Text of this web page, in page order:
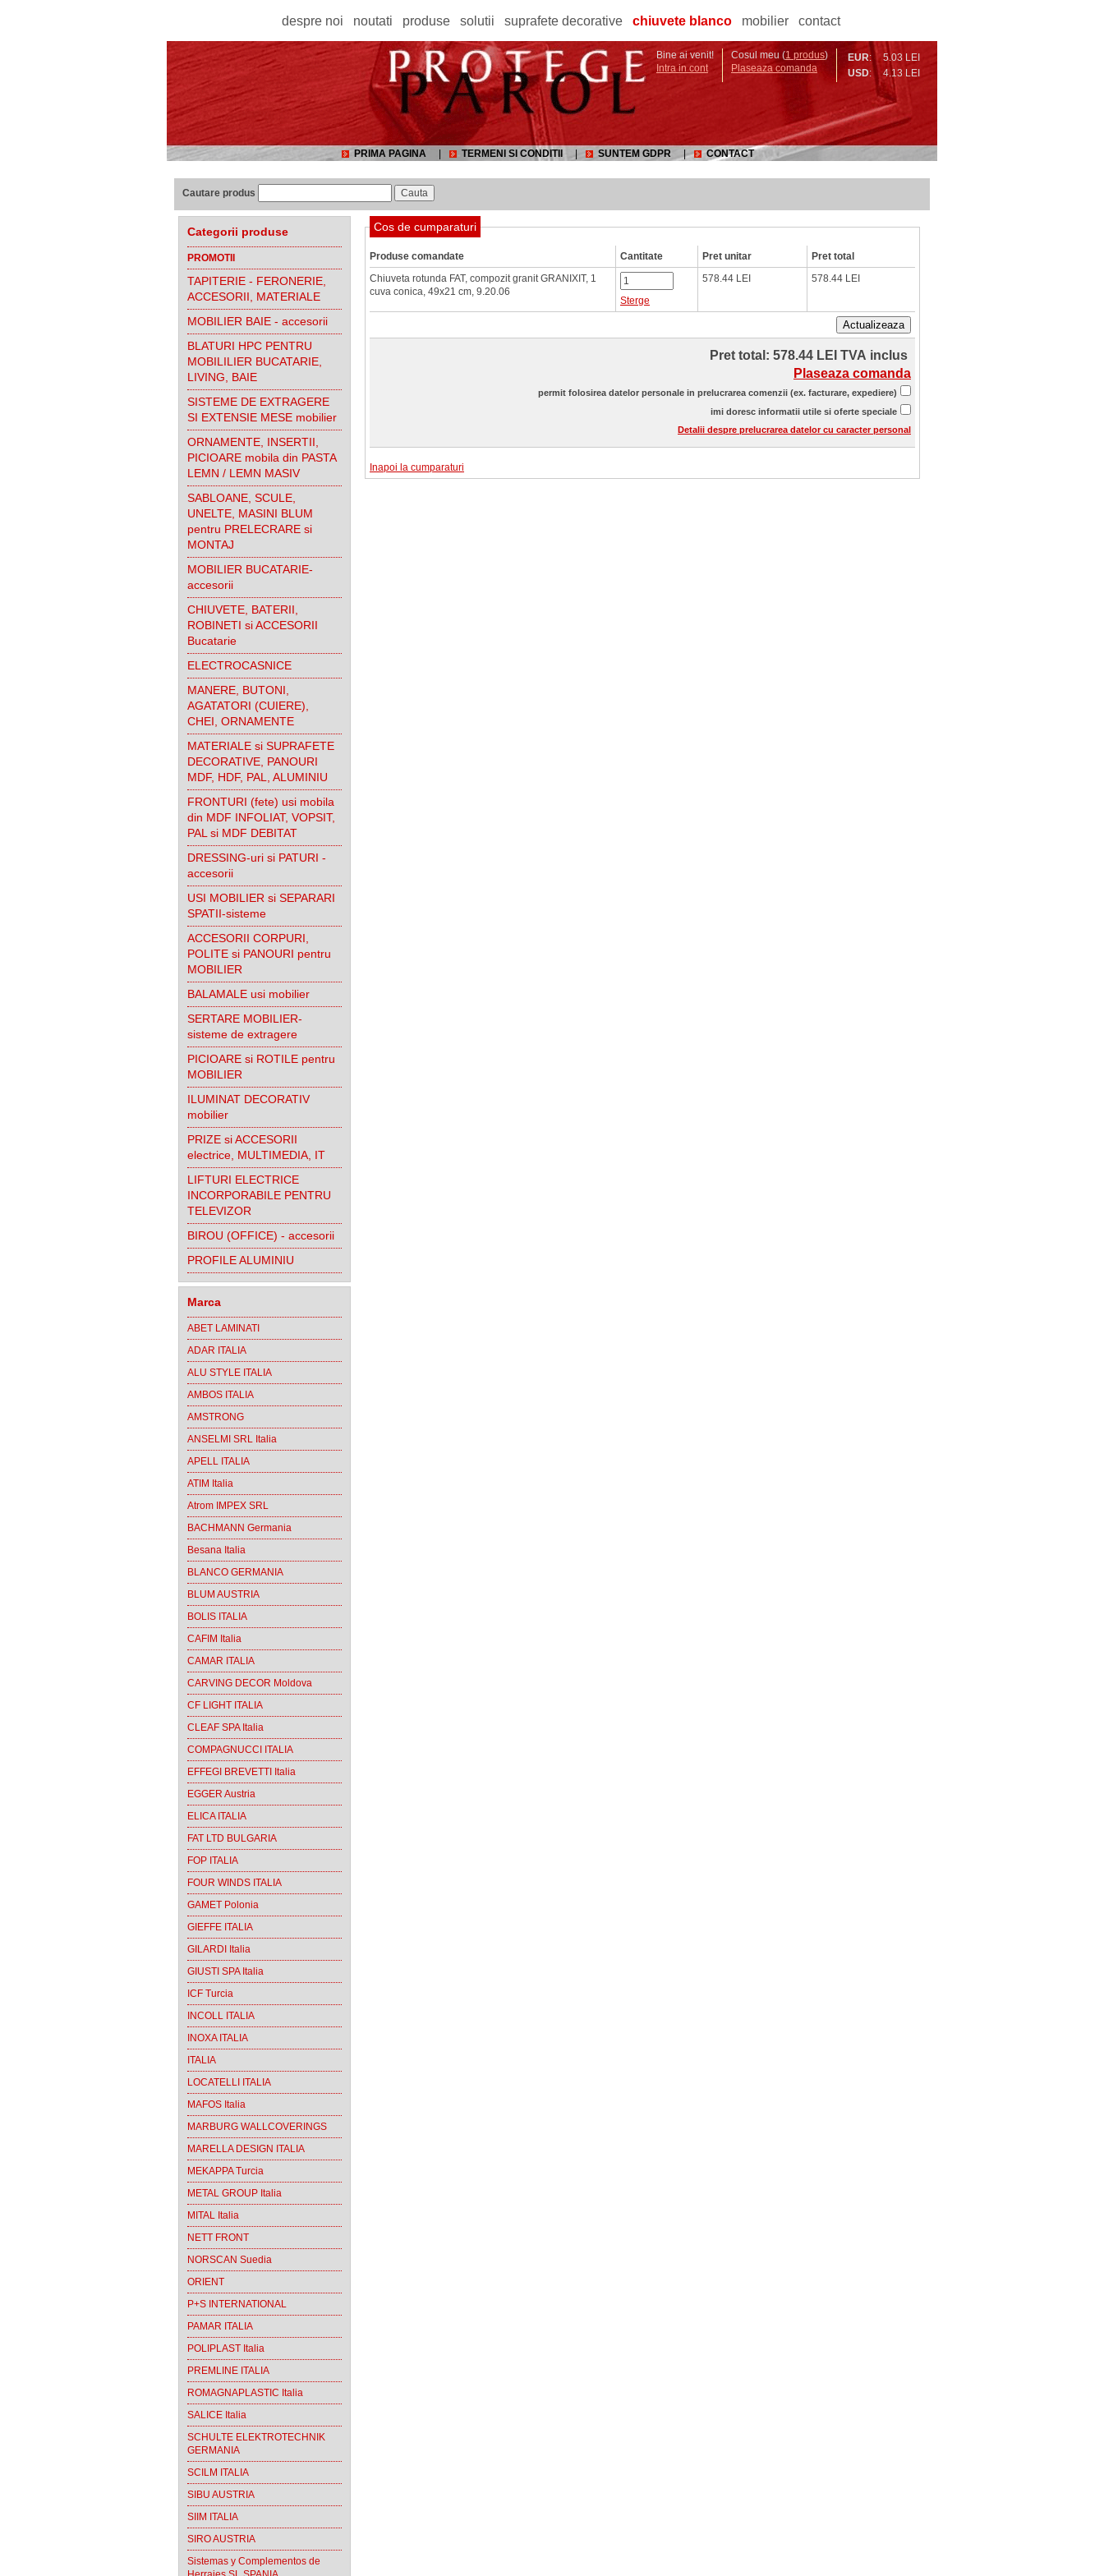
despre noi noutati produse solutii suprafete decorative chiuvete blanco mobilier contact
Bine ai venit!
Intra in cont
Cosul meu (1 produs)
Plaseaza comanda
EUR:
5.03 LEI
USD: 4.13 LEI
PRIMA PAGINA TERMENI SI CONDITII SUNTEM GDPR CONTACT
Cautare produs
Categorii produse
PROMOTII
TAPITERIE - FERONERIE,
ACCESORII, MATERIALE
MOBILIER BAIE - accesorii
BLATURI HPC PENTRU
MOBILILIER BUCATARIE,
LIVING, BAIE
SISTEME DE EXTRAGERE
SI EXTENSIE MESE mobilier
ORNAMENTE, INSERTII,
PICIOARE mobila din PASTA
LEMN / LEMN MASIV
SABLOANE, SCULE,
UNELTE, MASINI BLUM
pentru PRELECRARE si
MONTAJ
MOBILIER BUCATARIE-
accesorii
CHIUVETE, BATERII,
ROBINETI si ACCESORII
Bucatarie
ELECTROCASNICE
MANERE, BUTONI,
AGATATORI (CUIERE),
CHEI, ORNAMENTE
MATERIALE si SUPRAFETE
DECORATIVE, PANOURI
MDF, HDF, PAL, ALUMINIU
FRONTURI (fete) usi mobila
din MDF INFOLIAT, VOPSIT,
PAL si MDF DEBITAT
DRESSING-uri si PATURI -
accesorii
USI MOBILIER si SEPARARI
SPATII-sisteme
ACCESORII CORPURI,
POLITE si PANOURI pentru
MOBILIER
BALAMALE usi mobilier
SERTARE MOBILIER-
sisteme de extragere
PICIOARE si ROTILE pentru
MOBILIER
ILUMINAT DECORATIV
mobilier
PRIZE si ACCESORII
electrice, MULTIMEDIA, IT
LIFTURI ELECTRICE
INCORPORABILE PENTRU
TELEVIZOR
BIROU (OFFICE) - accesorii
PROFILE ALUMINIU
Marca
ABET LAMINATI
ADAR ITALIA
ALU STYLE ITALIA
AMBOS ITALIA
AMSTRONG
ANSELMI SRL Italia
APELL ITALIA
ATIM Italia
Atrom IMPEX SRL
BACHMANN Germania
Besana Italia
BLANCO GERMANIA
BLUM AUSTRIA
BOLIS ITALIA
CAFIM Italia
CAMAR ITALIA
CARVING DECOR Moldova
CF LIGHT ITALIA
CLEAF SPA Italia
COMPAGNUCCI ITALIA
EFFEGI BREVETTI Italia
EGGER Austria
ELICA ITALIA
FAT LTD BULGARIA
FOP ITALIA
FOUR WINDS ITALIA
GAMET Polonia
GIEFFE ITALIA
GILARDI Italia
GIUSTI SPA Italia
ICF Turcia
INCOLL ITALIA
INOXA ITALIA
ITALIA
LOCATELLI ITALIA
MAFOS Italia
MARBURG WALLCOVERINGS
MARELLA DESIGN ITALIA
MEKAPPA Turcia
METAL GROUP Italia
MITAL Italia
NETT FRONT
NORSCAN Suedia
ORIENT
P+S INTERNATIONAL
PAMAR ITALIA
POLIPLAST Italia
PREMLINE ITALIA
ROMAGNAPLASTIC Italia
SALICE Italia
SCHULTE ELEKTROTECHNIK
GERMANIA
SCILM ITALIA
SIBU AUSTRIA
SIIM ITALIA
SIRO AUSTRIA
Sistemas y Complementos de
Cos de cumparaturi
Produse comandate Cantitate Pret unitar
Pret total
Chiuveta rotunda FAT, compozit granit GRANIXIT, 1
cuva conica, 49x21 cm, 9.20.06
Sterge
578.44 LEI 578.44 LEI
Actualizeaza
Pret total: 578.44 LEI TVA inclus
Plaseaza comanda
permit folosirea datelor personale in prelucrarea comenzii (ex. facturare, expediere)
imi doresc informatii utile si oferte speciale
Detalii despre prelucrarea datelor cu caracter personal
Inapoi la cumparaturi